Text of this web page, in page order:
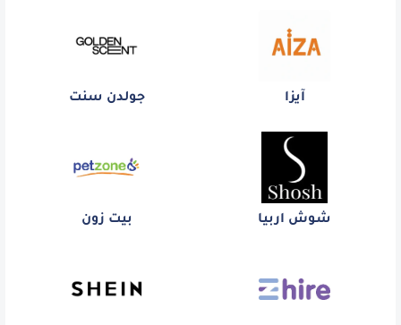
آيزا جولدن سنت
شوش اربيا بيت زون